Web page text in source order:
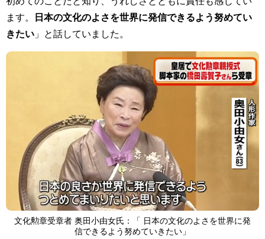
ます。 日本の文化のよさを世界に発信できるよう努めてい
きたい 」と話していました。
文化勲章受章者 奥田小由女氏：「 日本の文化のよさを世界に発
信できるよう努めていきたい」